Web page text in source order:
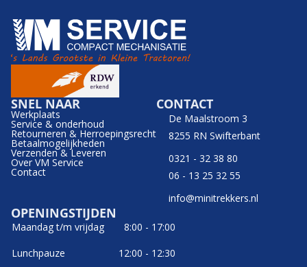
SNEL NAAR
Werkplaats
Service & onderhoud
Retourneren & Herroepingsrecht
Betaalmogelijkheden
Verzenden & Leveren
Over VM Service
Contact
CONTACT
De Maalstroom 3
8255 RN Swifterbant
0321 - 32 38 80
06 - 13 25 32 55
info@minitrekkers.nl
OPENINGSTIJDEN
Maandag t/m vrijdag
8:00 - 17:00
Lunchpauze
12:00 - 12:30